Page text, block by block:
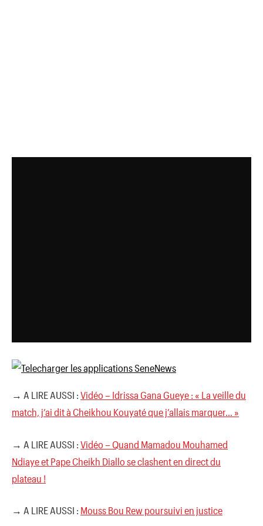
→ A LIRE AUSSI : Vidéo – Idrissa Gana Gueye : « La veille du
match, j’ai dit à Cheikhou Kouyaté que j’allais marquer… »
→ A LIRE AUSSI : Vidéo – Quand Mamadou Mouhamed
Ndiaye et Pape Cheikh Diallo se clashent en direct du
plateau !
→ A LIRE AUSSI : Mouss Bou Rew poursuivi en justice